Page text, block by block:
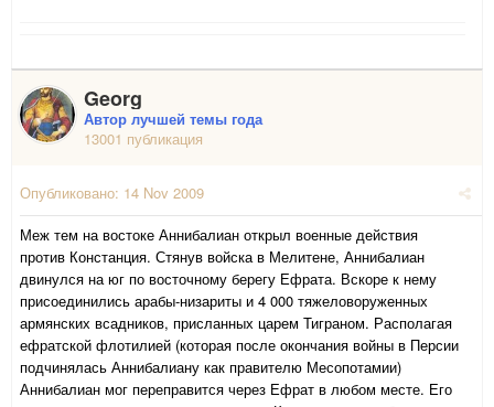
Georg
Автор лучшей темы года
13001 публикация
Опубликовано: 14 Nov 2009
Меж тем на востоке Аннибалиан открыл военные действия
против Констанция. Стянув войска в Мелитене, Аннибалиан
двинулся на юг по восточному берегу Ефрата. Вскоре к нему
присоединились арабы-низариты и 4 000 тяжеловоруженных
армянских всадников, присланных царем Тиграном. Располагая
ефратской флотилией (которая после окончания войны в Персии
подчинялась Аннибалиану как правителю Месопотамии)
Аннибалиан мог переправится через Ефрат в любом месте. Его